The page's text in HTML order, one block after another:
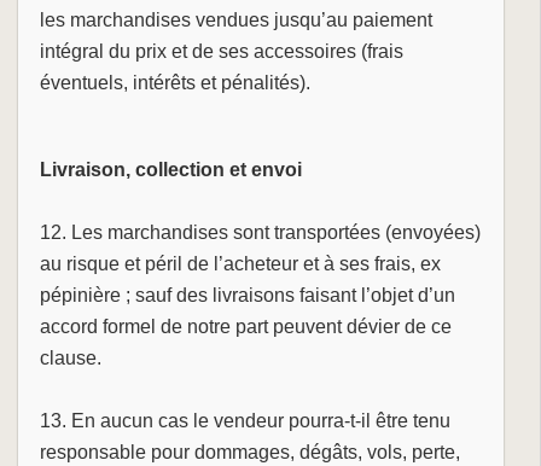
les marchandises vendues jusqu’au paiement
intégral du prix et de ses accessoires (frais
éventuels, intérêts et pénalités).
Livraison, collection et envoi
12. Les marchandises sont transportées (envoyées)
au risque et péril de l’acheteur et à ses frais, ex
pépinière ; sauf des livraisons faisant l’objet d’un
accord formel de notre part peuvent dévier de ce
clause.
13. En aucun cas le vendeur pourra-t-il être tenu
responsable pour dommages, dégâts, vols, perte,